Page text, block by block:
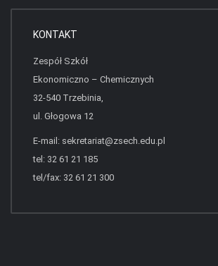
KONTAKT
Zespół Szkół
Ekonomiczno – Chemicznych
32-540 Trzebinia,
ul. Głogowa 12
E-mail: sekretariat@zsech.edu.pl
tel: 32 61 21 185
tel/fax: 32 61 21 300